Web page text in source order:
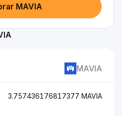
MAVIA
MAVIA
3.757436176817377 MAVIA